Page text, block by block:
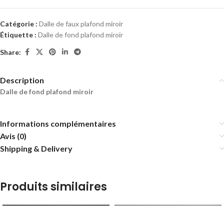
Catégorie : Dalle de faux plafond miroir
Étiquette : Dalle de fond plafond miroir
Share:
Description
Dalle de fond plafond miroir
Informations complémentaires
Avis (0)
Shipping & Delivery
Produits similaires